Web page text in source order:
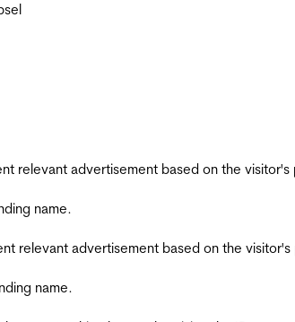
relevant advertisement based on the
name.
relevant advertisement based on the
name.